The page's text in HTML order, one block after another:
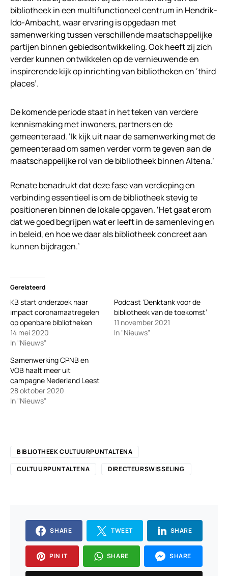
bibliotheek in een multifunctioneel centrum in Hendrik-
Ido-Ambacht, waar ervaring is opgedaan met
samenwerking tussen verschillende maatschappelijke
partijen binnen gebiedsontwikkeling. Ook heeft zij zich
verder kunnen ontwikkelen op de vernieuwende en
inspirerende kijk op inrichting van bibliotheken en ‘third
places’.
De komende periode staat in het teken van verdere
kennismaking met inwoners, partners en de
gemeenteraad. ‘Ik kijk uit naar de samenwerking met de
gemeenteraad om samen verder vorm te geven aan de
maatschappelijke rol van de bibliotheek binnen Altena.’
Renate benadrukt dat deze fase van verdieping en
verbinding essentieel is om de bibliotheek stevig te
positioneren binnen de lokale opgaven. ‘Het gaat erom
dat we goed begrijpen wat er leeft in de samenleving en
in beleid, en hoe we daar als bibliotheek concreet aan
kunnen bijdragen.’
Gerelateerd
KB start onderzoek naar
impact coronamaatregelen
op openbare bibliotheken
14 mei 2020
In "Nieuws"
Podcast ‘Denktank voor de
bibliotheek van de toekomst’
11 november 2021
In "Nieuws"
Samenwerking CPNB en
VOB haalt meer uit
campagne Nederland Leest
28 oktober 2020
In "Nieuws"
BIBLIOTHEEK CULTUURPUNTALTENA
CULTUURPUNTALTENA
DIRECTEURSWISSELING
SHARE TWEET SHARE
PIN IT SHARE SHARE